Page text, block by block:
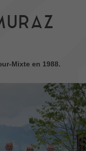
Mixte en 1988.